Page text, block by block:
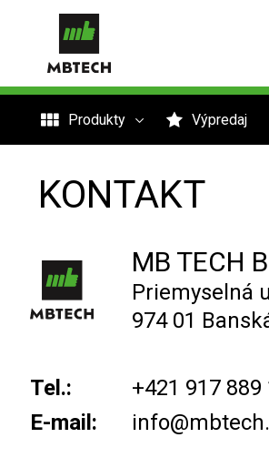
Produkty Výpredaj
KONTAKT
MB TECH
Priemyselná
974 01
Tel.:
+421 917 889
E-mail: